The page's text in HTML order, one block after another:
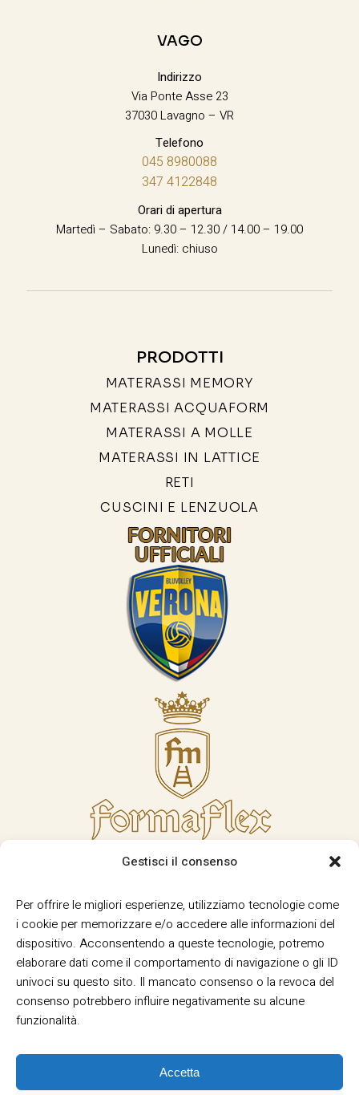
Gestisci il consenso
Per offrire le migliori esperienze, utilizziamo tecnologie come
i cookie per memorizzare e/o accedere alle informazioni del
dispositivo. Acconsentendo a queste tecnologie, potremo
elaborare dati come il comportamento di navigazione o gli ID
univoci su questo sito. Il mancato consenso o la revoca del
consenso potrebbero influire negativamente su alcune
funzionalità.
Accetta
VAGO
Indirizzo
Via Ponte Asse 23
37030 Lavagno – VR
Telefono
045 8980088
347 4122848
Orari di apertura
Martedì – Sabato: 9.30 – 12.30 / 14.00 – 19.00
Lunedì: chiuso
PRODOTTI
MATERASSI MEMORY
MATERASSI ACQUAFORM
MATERASSI A MOLLE
MATERASSI IN LATTICE
RETI
CUSCINI E LENZUOLA